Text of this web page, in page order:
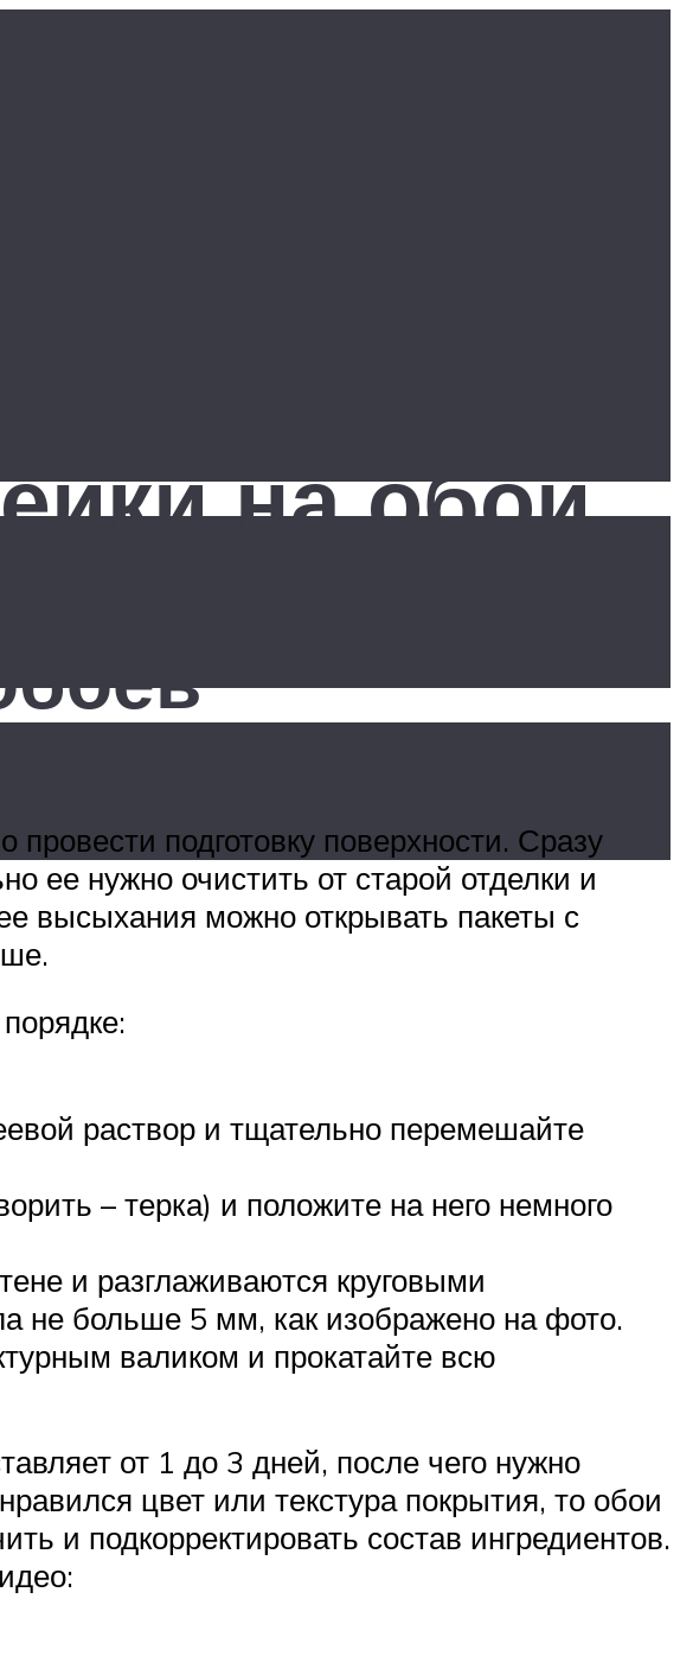
на обои
подготовку поверхности. Сразу
ее нужно очистить от старой отделки и
высыхания можно открывать пакеты с
раствор и тщательно перемешайте
– терка) и положите на него немного
и разглаживаются круговыми
не больше 5 мм, как изображено на фото.
валиком и прокатайте всю
от 1 до 3 дней, после чего нужно
цвет или текстура покрытия, то обои
и подкорректировать состав ингредиентов.